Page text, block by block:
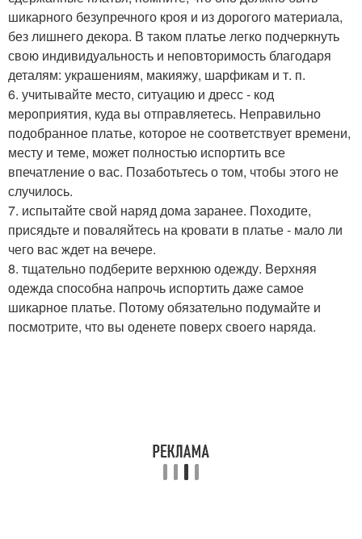
шикарного безупречного кроя и из дорогого материала,
без лишнего декора. В таком платье легко подчеркнуть
свою индивидуальность и неповторимость благодаря
деталям: украшениям, макияжу, шарфикам и т. п.
6. учитывайте место, ситуацию и дресс - код
мероприятия, куда вы отправляетесь. Неправильно
подобранное платье, которое не соответствует времени,
месту и теме, может полностью испортить все
впечатление о вас. Позаботьтесь о том, чтобы этого не
случилось.
7. испытайте свой наряд дома заранее. Походите,
присядьте и поваляйтесь на кровати в платье - мало ли
чего вас ждет на вечере.
8. тщательно подберите верхнюю одежду. Верхняя
одежда способна напрочь испортить даже самое
шикарное платье. Потому обязательно подумайте и
посмотрите, что вы оденете поверх своего наряда.